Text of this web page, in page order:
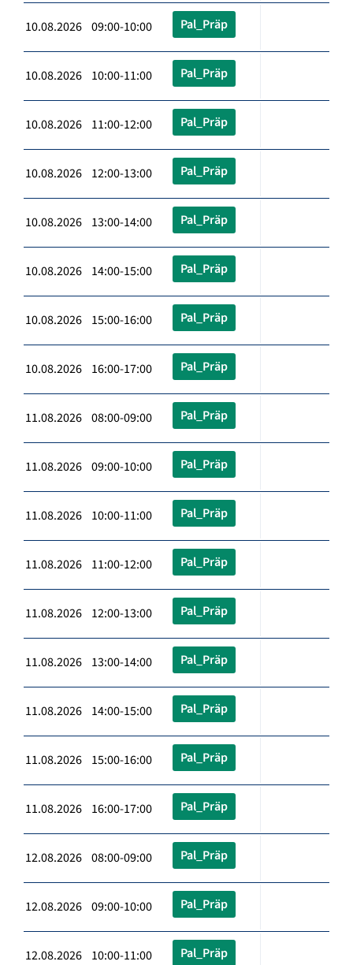
10.08.2026 09:00-10:00 Pal_Präp
10.08.2026 10:00-11:00 Pal_Präp
10.08.2026 11:00-12:00 Pal_Präp
10.08.2026 12:00-13:00 Pal_Präp
10.08.2026 13:00-14:00 Pal_Präp
10.08.2026 14:00-15:00 Pal_Präp
10.08.2026 15:00-16:00 Pal_Präp
10.08.2026 16:00-17:00 Pal_Präp
11.08.2026 08:00-09:00 Pal_Präp
11.08.2026 09:00-10:00 Pal_Präp
11.08.2026 10:00-11:00 Pal_Präp
11.08.2026 11:00-12:00 Pal_Präp
11.08.2026 12:00-13:00 Pal_Präp
11.08.2026 13:00-14:00 Pal_Präp
11.08.2026 14:00-15:00 Pal_Präp
11.08.2026 15:00-16:00 Pal_Präp
11.08.2026 16:00-17:00 Pal_Präp
12.08.2026 08:00-09:00 Pal_Präp
12.08.2026 09:00-10:00 Pal_Präp
12.08.2026 10:00-11:00 Pal_Präp